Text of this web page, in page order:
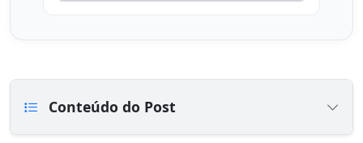
Conteúdo do Post